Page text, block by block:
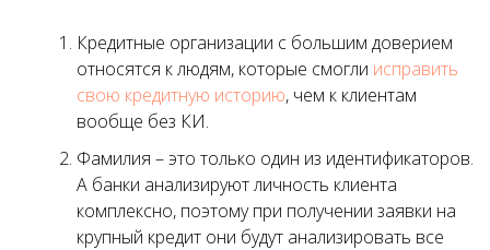
Кредитные организации с большим доверием
относятся к людям, которые смогли исправить
свою кредитную историю, чем к клиентам
вообще без КИ.
Фамилия – это только один из идентификаторов.
А банки анализируют личность клиента
комплексно, поэтому при получении заявки на
крупный кредит они будут анализировать все